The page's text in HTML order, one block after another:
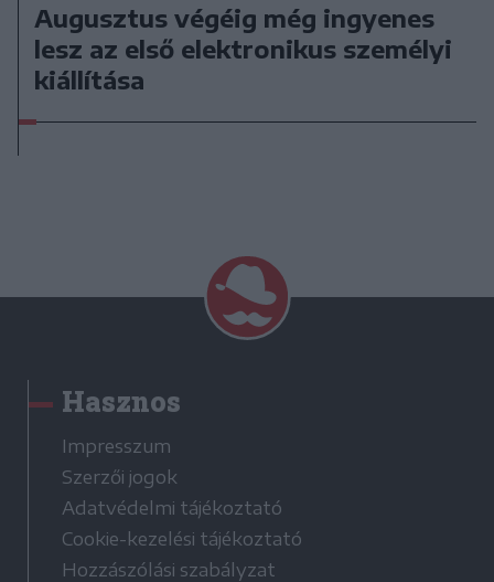
Augusztus végéig még ingyenes
lesz az első elektronikus személyi
kiállítása
Hasznos
Impresszum
Szerzői jogok
Adatvédelmi tájékoztató
Cookie-kezelési tájékoztató
Hozzászólási szabályzat